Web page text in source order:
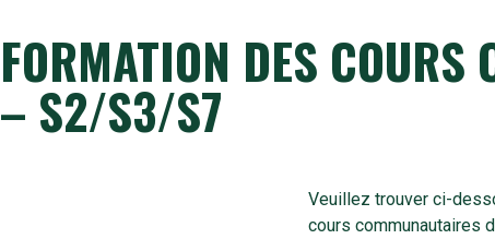
FORMATION DES COURS
– S2/S3/S7
Veuillez trouver ci-
cours communautaires